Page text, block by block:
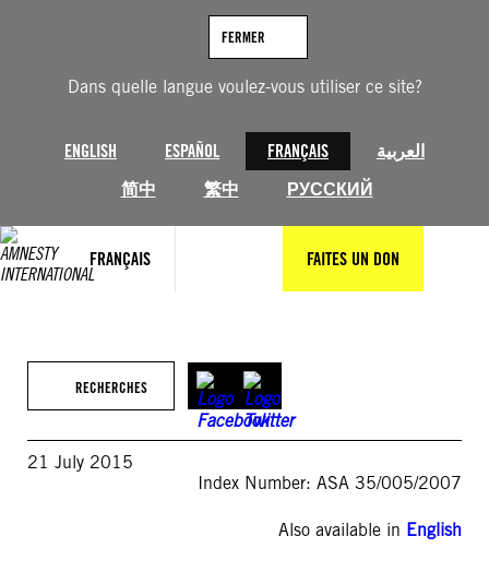
Dans quelle langue voulez-vous utiliser ce site?
ENGLISH ESPAÑOL FRANÇAIS
العربية
简中
繁中 РУССКИЙ
FERMER
FRANÇAIS FAITES UN DON
RECHERCHES
21 July 2015
Index Number: ASA 35/005/2007
Also available in English